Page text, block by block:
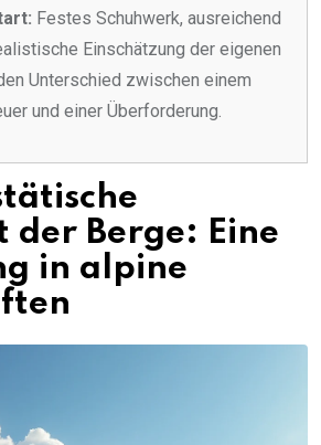
Festes Schuhwerk, ausreichend
Einschätzung der eigenen
Unterschied zwischen einem
und einer Überforderung.
der Berge: Eine
in alpine